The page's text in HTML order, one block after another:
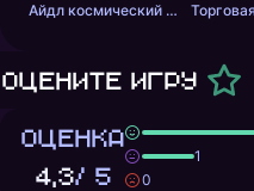
Айдл космический добытчик
Оцените игру
ОЦЕНКА
4,3/ 5
1
0